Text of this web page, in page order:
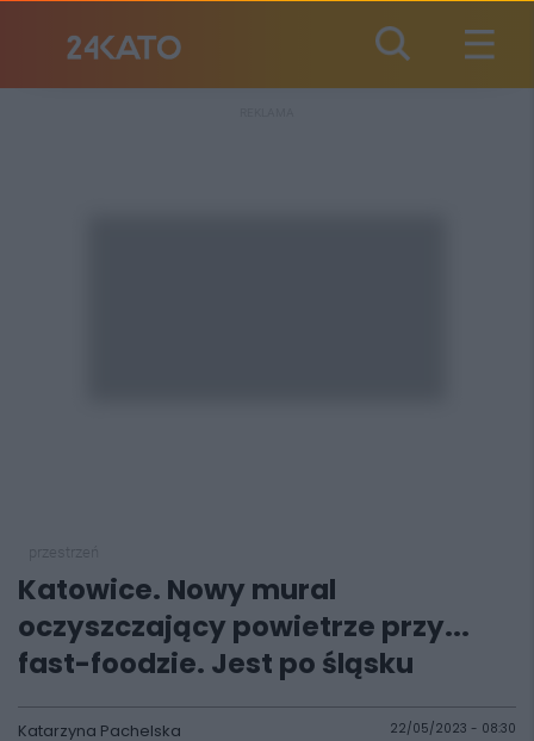
Katowice. Nowy mural
oczyszczający powietrze przy...
fast-foodzie. Jest po śląsku
Katarzyna Pachelska 22/05/2023 - 08:30